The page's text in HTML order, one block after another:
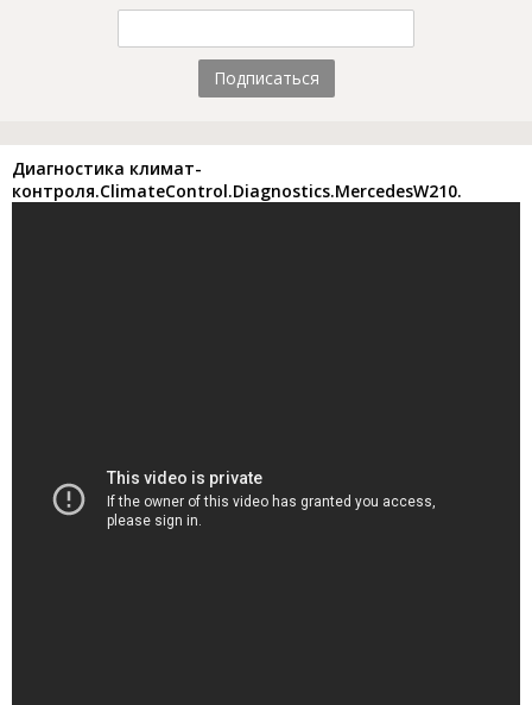
Подписаться
Диагностика климат-
контроля.ClimateControl.Diagnostics.MercedesW210.